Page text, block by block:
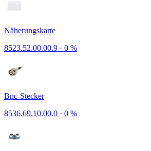
Näherungskarte
8523.52.00.00.9 · 0 %
Bnc-Stecker
8536.69.10.00.0 · 0 %